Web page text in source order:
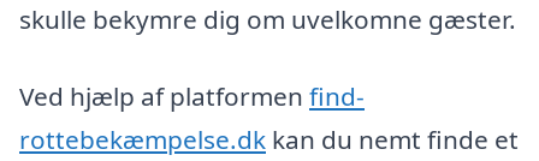
skulle bekymre dig om uvelkomne gæster.
Ved hjælp af platformen find-
rottebekæmpelse.dk kan du nemt finde et